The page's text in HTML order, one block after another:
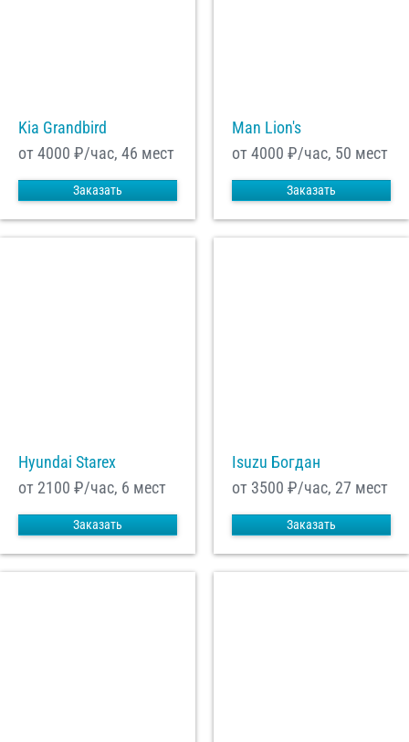
Kia Grandbird
от 4000 ₽/час, 46 мест
Заказать
Man Lion's
от 4000 ₽/час, 50 мест
Заказать
Hyundai Starex
от 2100 ₽/час, 6 мест
Заказать
Isuzu Богдан
от 3500 ₽/час, 27 мест
Заказать